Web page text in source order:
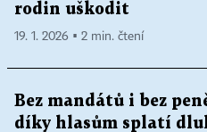
rodin uškodit
19. 1. 2026 ▪ 2 min. čtení
Bez mandátů i bez
díky hlasům splatí